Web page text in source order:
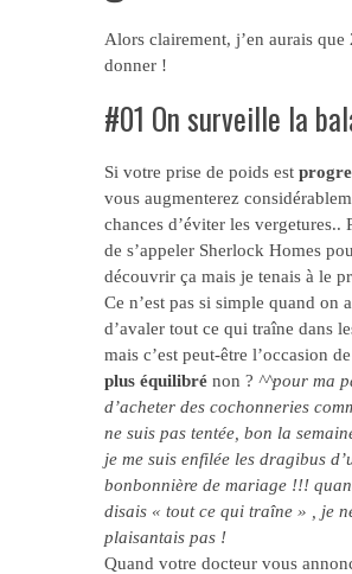
Alors clairement, j’en aurais que
donner !
#01 On surveille la
Si votre prise de poids est
vous augmenterez
chances d’éviter les vergetures..
de s’appeler Sherlock Homes
découvrir ça mais je tenais à le
Ce n’est pas si simple quand on
d’avaler tout ce qui traîne dans
mais c’est peut-être l’occasion de
plus équilibrénon ? ^^pour ma
d’acheter des cochonneries
ne suis pas tentée, bon la
je me suis enfilée les dragibus
bonbonnière de mariage !!!
disais « tout ce qui traîne » , je
plaisantais pas !
Quand votre docteur vous